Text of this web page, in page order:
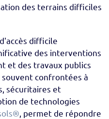
des terrains difficiles
difficile
des interventions
et des travaux publics
souvent confrontées à
sécuritaires et
de technologies
, permet de répondre